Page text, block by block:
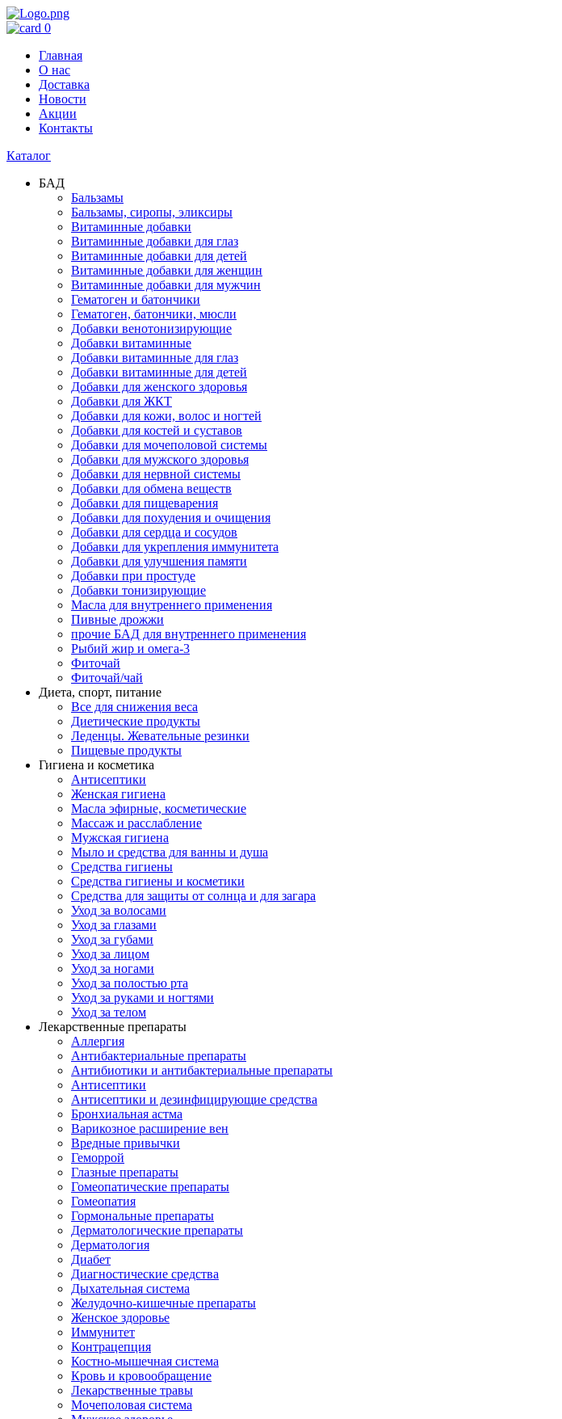
0
Главная
О нас
Доставка
Новости
Акции
Контакты
Каталог
БАД
Бальзамы
Бальзамы, сиропы, эликсиры
Витаминные добавки
Витаминные добавки для глаз
Витаминные добавки для детей
Витаминные добавки для женщин
Витаминные добавки для мужчин
Гематоген и батончики
Гематоген, батончики, мюсли
Добавки венотонизирующие
Добавки витаминные
Добавки витаминные для глаз
Добавки витаминные для детей
Добавки для женского здоровья
Добавки для ЖКТ
Добавки для кожи, волос и ногтей
Добавки для костей и суставов
Добавки для мочеполовой системы
Добавки для мужского здоровья
Добавки для нервной системы
Добавки для обмена веществ
Добавки для пищеварения
Добавки для похудения и очищения
Добавки для сердца и сосудов
Добавки для укрепления иммунитета
Добавки для улучшения памяти
Добавки при простуде
Добавки тонизирующие
Масла для внутреннего применения
Пивные дрожжи
прочие БАД для внутреннего применения
Рыбий жир и омега-3
Фиточай
Фиточай/чай
Диета, спорт, питание
Все для снижения веса
Диетические продукты
Леденцы. Жевательные резинки
Пищевые продукты
Гигиена и косметика
Антисептики
Женская гигиена
Масла эфирные, косметические
Массаж и расслабление
Мужская гигиена
Мыло и средства для ванны и душа
Средства гигиены
Средства гигиены и косметики
Средства для защиты от солнца и для загара
Уход за волосами
Уход за глазами
Уход за губами
Уход за лицом
Уход за ногами
Уход за полостью рта
Уход за руками и ногтями
Уход за телом
Лекарственные препараты
Аллергия
Антибактериальные препараты
Антибиотики и антибактериальные препараты
Антисептики
Антисептики и дезинфицирующие средства
Бронхиальная астма
Варикозное расширение вен
Вредные привычки
Геморрой
Глазные препараты
Гомеопатические препараты
Гомеопатия
Гормональные препараты
Дерматологические препараты
Дерматология
Диабет
Диагностические средства
Дыхательная система
Желудочно-кишечные препараты
Женское здоровье
Иммунитет
Контрацепция
Костно-мышечная система
Кровь и кровообращение
Лекарственные травы
Мочеполовая система